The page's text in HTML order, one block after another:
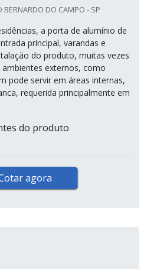
BERNARDO DO CAMPO - SP
a porta de alumínio de
principal, varandas e
do produto, muitas vezes
externos, como
pode servir em áreas internas,
requerida principalmente em
do produto
agora